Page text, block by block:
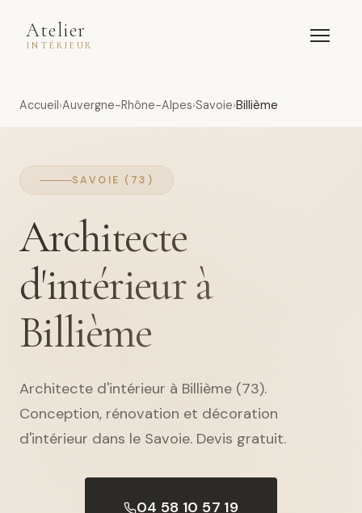
Atelier
INTÉRIEUR
Accueil Auvergne-Rhône-Alpes Savoie Billième
SAVOIE (73)
Architecte
d'intérieur à
Billième
Architecte d'intérieur à Billième (73).
Conception, rénovation et décoration
d'intérieur dans le Savoie. Devis gratuit.
04 58 10 57 19